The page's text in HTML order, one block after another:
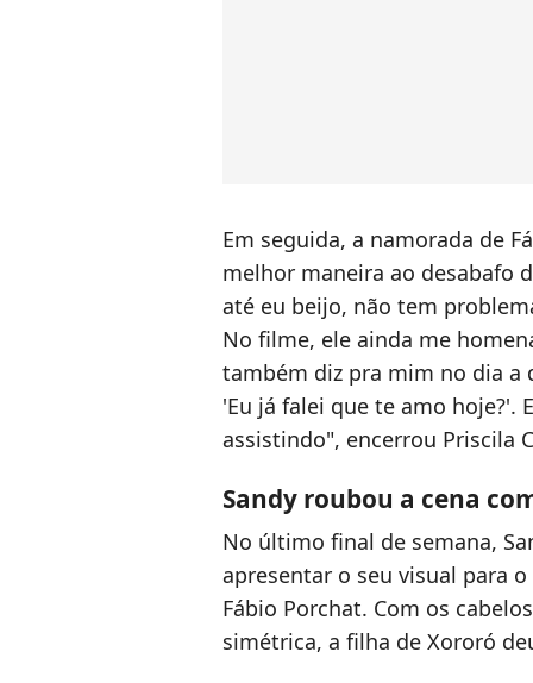
Em seguida, a namorada de
melhor maneira ao desabafo
até eu beijo, não tem
No filme, ele ainda me
também diz pra mim no dia a
'Eu já falei que te amo hoje?'.
assistindo", encerrou Priscila
Sandy roubou a cena
No último final de semana,
apresentar o seu visual para
Fábio Porchat. Com os
simétrica, a filha de Xororó